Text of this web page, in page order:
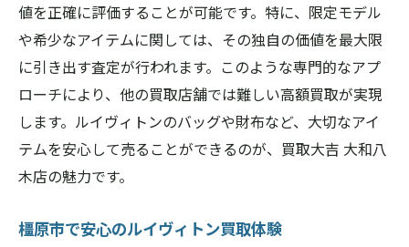
ルイヴィトン高額査定の事例紹介
買取大吉の査定基準と高額買取の理由
橿原市でルイヴィトンを高額で売るコツ
ルイヴィトン買取の専門知識が豊富なスタッフ
に頼む理由
専門知識豊富なスタッフによる安心査定
任せるメリット
値を正確に評価することが可能です。特に、限定モデル
や希少なアイテムに関しては、その独自の価値を最大限
に引き出す査定が行われます。このような専門的なアプ
ローチにより、他の買取店舗では難しい高額買取が実現
します。ルイヴィトンのバッグや財布など、大切なアイ
テムを安心して売ることができるのが、買取大吉 大和八
木店の魅力です。
橿原市で安心のルイヴィトン買取体験